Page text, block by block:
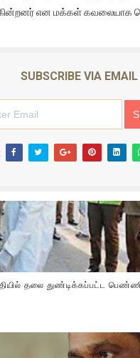
என மக்கள் கவலையாக
SUBSCRIBE VIA EMAIL
தலை துண்டிக்கப்பட்ட